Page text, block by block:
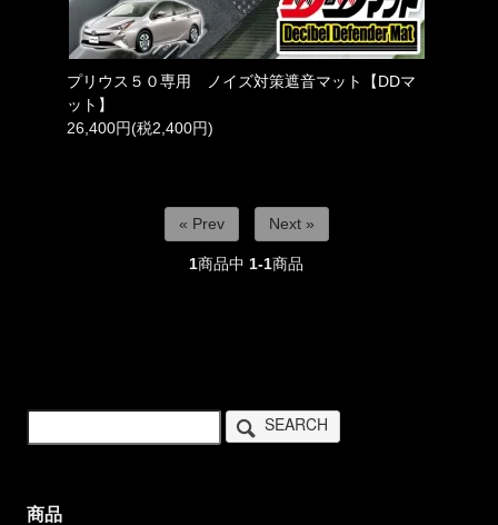
プリウス５０専用 ノイズ対策遮音マット【DDマ
ット】
26,400円(税2,400円)
« Prev Next »
1商品中 1-1商品
SEARCH
商品